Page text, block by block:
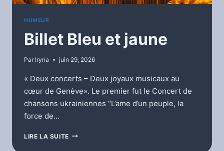
HUMEUR
Billet Bleu et jaune
Par Iryna juin 29, 2026
« Deux concerts – Deux joyaux musicaux au
cœur de Genève». Le premier fut le Concert de
chansons ukrainiennes “L’ame d’un peuple, la
force de…
LIRE LA SUITE BILLET